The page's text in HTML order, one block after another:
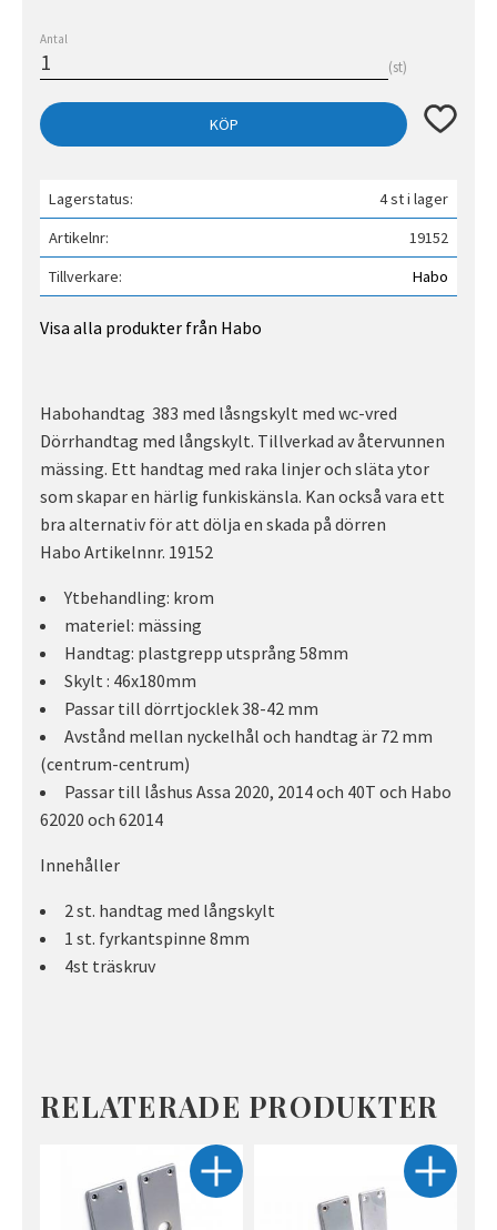
Antal
st
KÖP Lägg till
Lagerstatus
4 st i lager
Artikelnr
19152
Tillverkare
Habo
Visa alla produkter från Habo
Habohandtag 383 med låsngskylt med wc-vred
Dörrhandtag med långskylt. Tillverkad av återvunnen
mässing. Ett handtag med raka linjer och släta ytor
som skapar en härlig funkiskänsla. Kan också vara ett
bra alternativ för att dölja en skada på dörren
Habo Artikelnnr. 19152
Ytbehandling: krom
materiel: mässing
Handtag: plastgrepp utsprång 58mm
Skylt : 46x180mm
Passar till dörrtjocklek 38-42 mm
Avstånd mellan nyckelhål och handtag är 72 mm
(centrum-centrum)
Passar till låshus Assa 2020, 2014 och 40T och Habo
62020 och 62014
Innehåller
2 st. handtag med långskylt
1 st. fyrkantspinne 8mm
4st träskruv
RELATERADE PRODUKTER